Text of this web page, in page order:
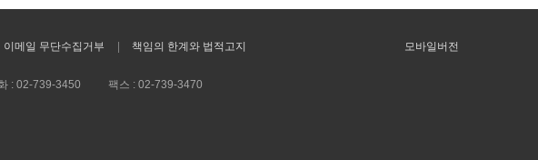
이메일 무단수집거부 책임의 한계와 법적고지 모바일버전
:02-739-3450 팩스 :02-739-3470